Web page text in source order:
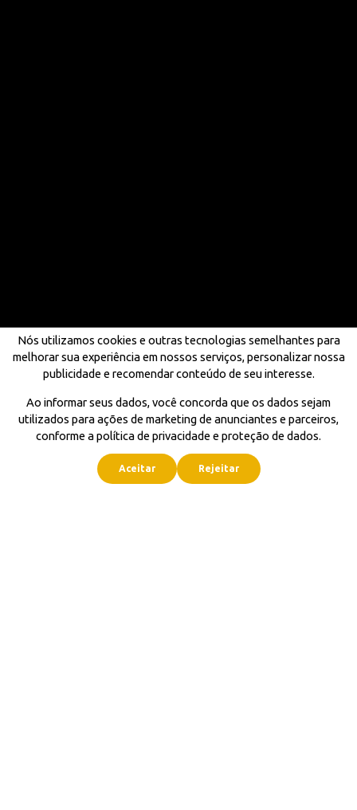
Nós utilizamos cookies e outras tecnologias semelhantes para
melhorar sua experiência em nossos serviços, personalizar nossa
publicidade e recomendar conteúdo de seu interesse.
Ao informar seus dados, você concorda que os dados sejam
utilizados para ações de marketing de anunciantes e parceiros,
conforme a política de privacidade e proteção de dados.
Aceitar Rejeitar